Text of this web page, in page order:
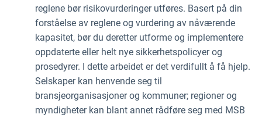
reglene bør risikovurderinger utføres. Basert på din
forståelse av reglene og vurdering av nåværende
kapasitet, bør du deretter utforme og implementere
oppdaterte eller helt nye sikkerhetspolicyer og
prosedyrer. I dette arbeidet er det verdifullt å få hjelp.
Selskaper kan henvende seg til
bransjeorganisasjoner og kommuner; regioner og
myndigheter kan blant annet rådføre seg med MSB